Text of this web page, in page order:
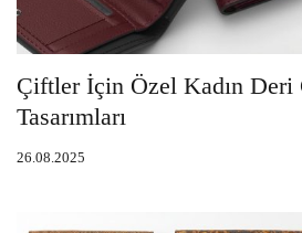
Çiftler İçin Özel Kadın Deri
Tasarımları
26.08.2025